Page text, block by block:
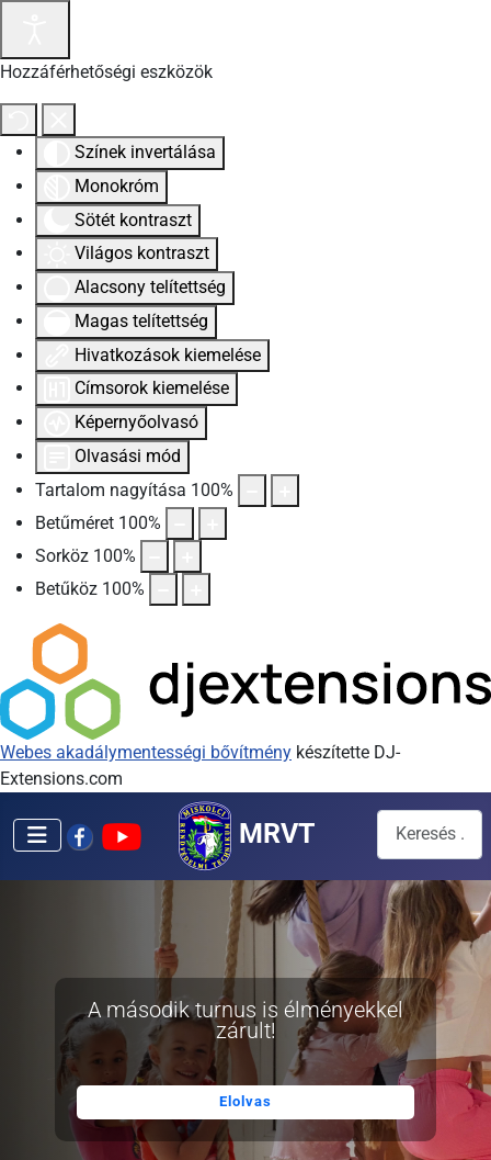
Hozzáférhetőségi eszközök
Színek invertálása
Monokróm
Sötét kontraszt
Világos kontraszt
Alacsony telítettség
Magas telítettség
Hivatkozások kiemelése
Címsorok kiemelése
Képernyőolvasó
Olvasási mód
Tartalom nagyítása 100%
Betűméret 100%
Sorköz 100%
Betűköz 100%
Webes akadálymentességi bővítmény készítette DJ-
Extensions.com
MRVT Keresés...
A második turnus is élményekkel
zárult!
Elolvas